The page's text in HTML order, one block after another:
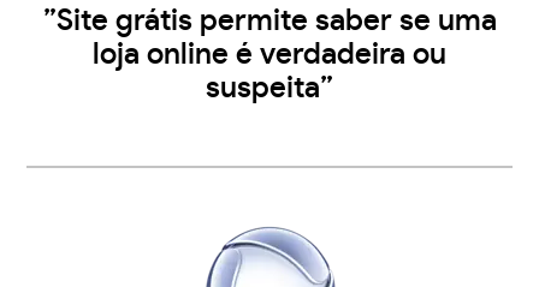
”Site grátis permite saber se uma
loja online é verdadeira ou
suspeita”